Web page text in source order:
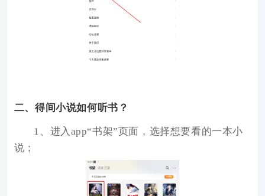
二、得间小说如何听书？
1、进入app“书架”页面，选择想要看的一本小
说；